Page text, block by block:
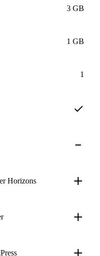
3 GB
1 GB
1
Horizons